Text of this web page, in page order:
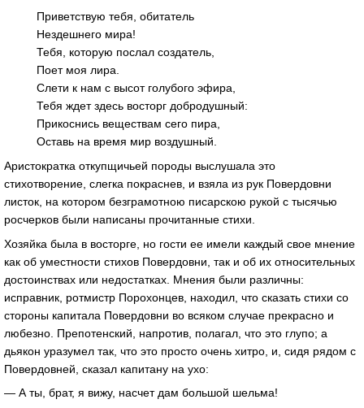
Приветствую тебя, обитатель
Нездешнего мира!
Тебя, которую послал создатель,
Поет моя лира.
Слети к нам с высот голубого эфира,
Тебя ждет здесь восторг добродушный:
Прикоснись веществам сего пира,
Оставь на время мир воздушный.
Аристократка откупщичьей породы выслушала это
стихотворение, слегка покраснев, и взяла из рук Повердовни
листок, на котором безграмотною писарскою рукой с тысячью
росчерков были написаны прочитанные стихи.
Хозяйка была в восторге, но гости ее имели каждый свое мнение
как об уместности стихов Повердовни, так и об их относительных
достоинствах или недостатках. Мнения были различны:
исправник, ротмистр Порохонцев, находил, что сказать стихи со
стороны капитала Повердовни во всяком случае прекрасно и
любезно. Препотенский, напротив, полагал, что это глупо; а
дьякон уразумел так, что это просто очень хитро, и, сидя рядом с
Повердовней, сказал капитану на ухо:
— А ты, брат, я вижу, насчет дам большой шельма!